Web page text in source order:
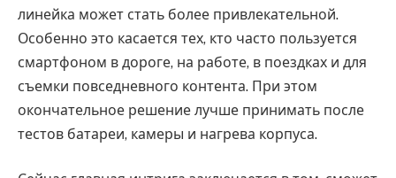
линейка может стать более привлекательной.
Особенно это касается тех, кто часто пользуется
смартфоном в дороге, на работе, в поездках и для
съемки повседневного контента. При этом
окончательное решение лучше принимать после
тестов батареи, камеры и нагрева корпуса.